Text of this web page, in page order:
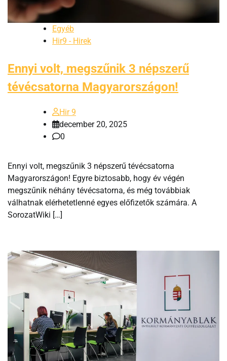
Egyéb
Hir9 - Hirek
Ennyi volt, megszűnik 3 népszerű
tévécsatorna Magyarországon!
Hir 9
december 20, 2025
0
Ennyi volt, megszűnik 3 népszerű tévécsatorna
Magyarországon! Egyre biztosabb, hogy év végén
megszűnik néhány tévécsatorna, és még továbbiak
válhatnak elérhetetlenné egyes előfizetők számára. A
SorozatWiki […]